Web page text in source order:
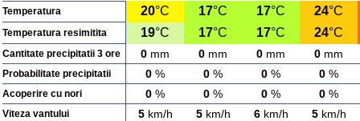
Temperatura 20°C 17°C 17°C 24°C
Temperatura resimitita 19°C 17°C 17°C 24°C
Cantitate precipitatii 3 ore 0 mm 0 mm 0 mm 0 mm
Probabilitate precipitatii 0 % 0 % 0 % 0 %
Acoperire cu nori 0 % 0 % 0 % 0 %
Viteza vantului 5km/h 5km/h 6km/h 5km/h